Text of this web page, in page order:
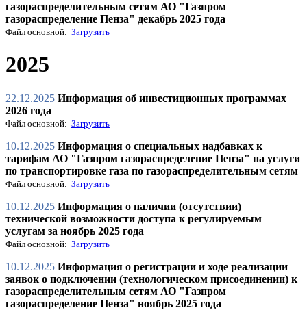
газораспределительным сетям АО "Газпром
газораспределение Пенза" декабрь 2025 года
Файл основной: Загрузить
2025
22.12.2025 Информация об инвестиционных программах
2026 года
Файл основной: Загрузить
10.12.2025 Информация о специальных надбавках к
тарифам АО "Газпром газораспределение Пенза" на услуги
по транспортировке газа по газораспределительным сетям
Файл основной: Загрузить
10.12.2025 Информация о наличии (отсутствии)
технической возможности доступа к регулируемым
услугам за ноябрь 2025 года
Файл основной: Загрузить
10.12.2025 Информация о регистрации и ходе реализации
заявок о подключении (технологическом присоединении) к
газораспределительным сетям АО "Газпром
газораспределение Пенза" ноябрь 2025 года